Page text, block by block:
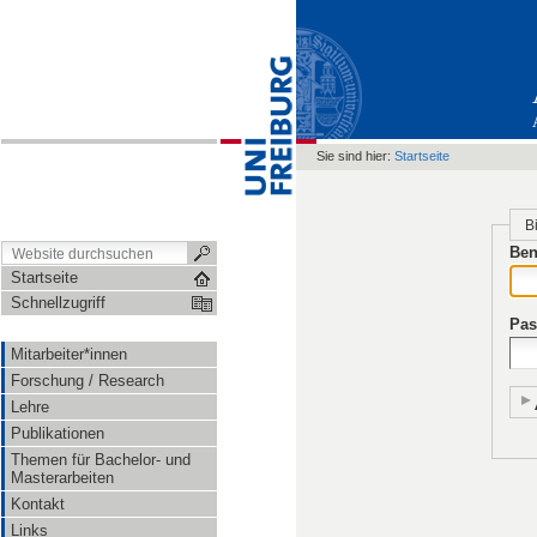
Startseite
Schnellzugriff
Mitarbeiter*innen
Forschung / Research
Lehre
Publikationen
Themen für Bachelor- und
Masterarbeiten
Kontakt
Links
Sie sind hier: Startseite